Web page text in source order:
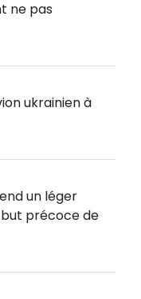
ne pas
ukrainien à
un léger
but précoce de